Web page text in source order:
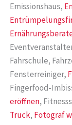
Emissionshaus,
Fahrschule,
Fensterreiniger,
Fingerfood-
eröffnen,
Truck, Fotograf